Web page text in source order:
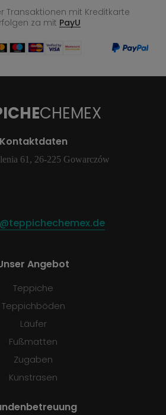
Transaktionen mit Kreditkarte
za mit PayU
CHEMEX
Kontaktdaten
61, 26-225 Gowarczów
Angebot
Teppiche
Teppichböden
Läufer
Fußmatten
Zugaben
Kunstrasen